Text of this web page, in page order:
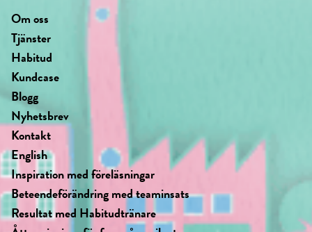
Om oss
Tjänster
Habitud
Kundcase
Blogg
Nyhetsbrev
Kontakt
English
Inspiration med föreläsningar
Beteendeförändring med teaminsats
Resultat med Habitudtränare